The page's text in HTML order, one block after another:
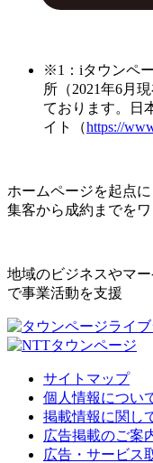
※1：iタウンペ
所（2021年6月
ております。日
イト（https://
ホームページを起点に
集客から成約までを
地域のビジネスやマ
で事業活動を支援
サイトマップ
個人情報につい
掲載情報に関し
広告掲載のご案
広告・サービス